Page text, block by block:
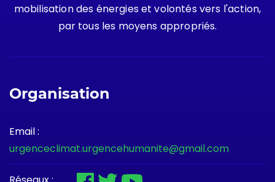
mobilisation des énergies et volontés vers l'action,
par tous les moyens appropriés.
Organisation
Email :
urgenceclimat.urgencehumanite@gmail.com